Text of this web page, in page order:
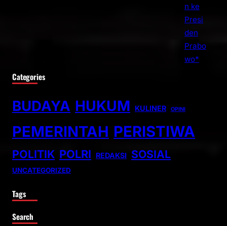
Categories
BUDAYA HUKUM KULINER OPINI
PEMERINTAH PERISTIWA
POLITIK POLRI REDAKSI SOSIAL
UNCATEGORIZED
Tags
Search